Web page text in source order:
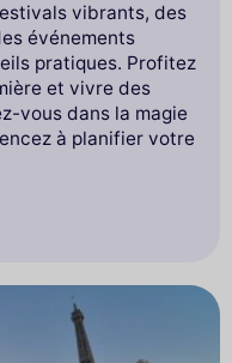
vibrants, des
événements
pratiques. Profitez
et vivre des
vous dans la magie
à planifier votre